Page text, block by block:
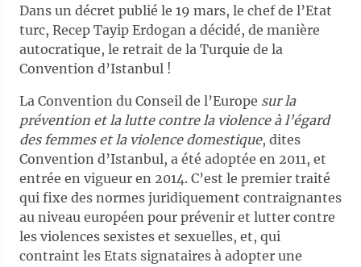
Dans un décret publié le 19 mars, le chef de l’Etat
turc, Recep Tayip Erdogan a décidé, de manière
autocratique, le retrait de la Turquie de la
Convention d’Istanbul !
La Convention du Conseil de l’Europe sur la
prévention et la lutte contre la violence à l’égard
des femmes et la violence domestique, dites
Convention d’Istanbul, a été adoptée en 2011, et
entrée en vigueur en 2014. C’est le premier traité
qui fixe des normes juridiquement contraignantes
au niveau européen pour prévenir et lutter contre
les violences sexistes et sexuelles, et, qui
contraint les Etats signataires à adopter une